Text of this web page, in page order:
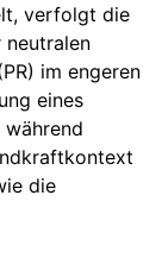
verfolgt die
neutralen
im engeren
eines
die